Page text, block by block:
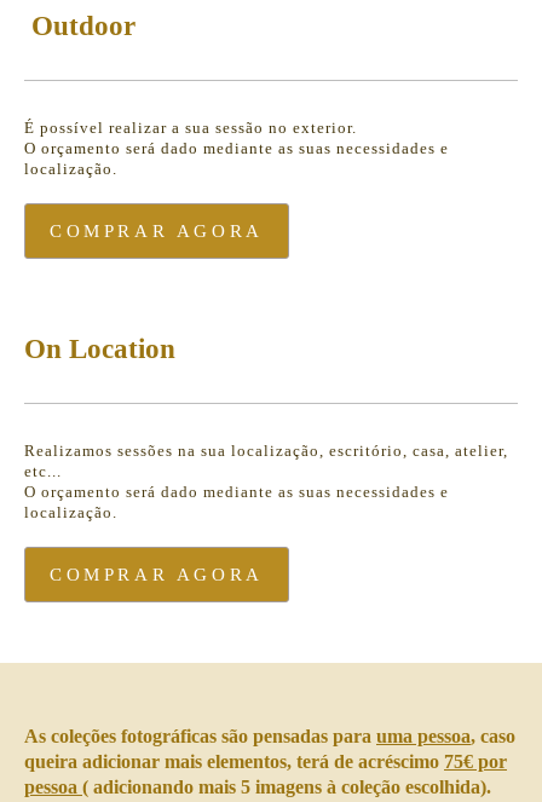
Outdoor
É possível realizar a sua sessão no exterior.
O orçamento será dado mediante as suas necessidades e
localização.
COMPRAR AGORA
On Location
Realizamos sessões na sua localização, escritório, casa, atelier,
etc...
O orçamento será dado mediante as suas necessidades e
localização.
COMPRAR AGORA
As coleções fotográficas são pensadas para uma pessoa, caso
queira adicionar mais elementos, terá de acréscimo 75€ por
pessoa ( adicionando mais 5 imagens à coleção escolhida).